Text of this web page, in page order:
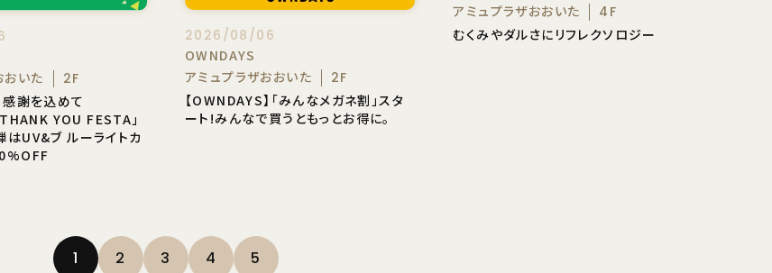
おいた
2F
感謝を込めて
YOU FESTA」
はUV&ブ ルーライトカ
2026/08/06
OWNDAYS
アミュプラザおおいた
2F
【OWNDAYS】「みんなメガネ割」スタ
ート!みんなで買うともっとお得に。
アミュプラザおおいた
4F
むくみやダルさにリフレクソロジー
1 2 3 4 5